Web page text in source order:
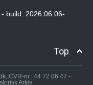
build: 2026.06.06-
Top
CVR-nr.: 44 72 06 47 -
Arkiv